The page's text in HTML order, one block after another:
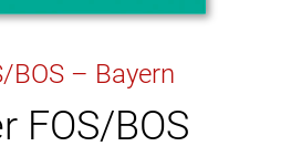
BOS – Bayern
FOS/BOS